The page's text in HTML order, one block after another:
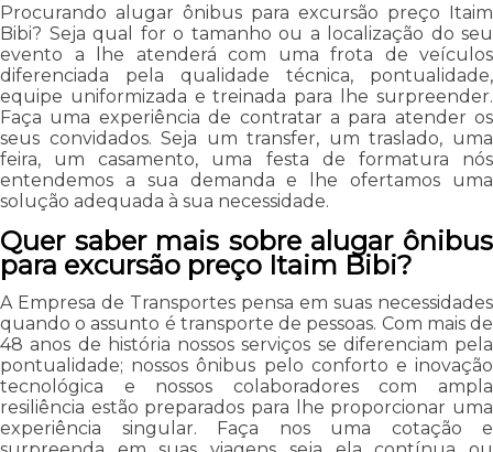
Procurando alugar ônibus para excursão preço Itaim
Bibi? Seja qual for o tamanho ou a localização do seu
evento a lhe atenderá com uma frota de veículos
diferenciada pela qualidade técnica, pontualidade,
equipe uniformizada e treinada para lhe surpreender.
Faça uma experiência de contratar a para atender os
seus convidados. Seja um transfer, um traslado, uma
feira, um casamento, uma festa de formatura nós
entendemos a sua demanda e lhe ofertamos uma
solução adequada à sua necessidade.
Quer saber mais sobre alugar ônibus
para excursão preço Itaim Bibi?
A Empresa de Transportes pensa em suas necessidades
quando o assunto é transporte de pessoas. Com mais de
48 anos de história nossos serviços se diferenciam pela
pontualidade; nossos ônibus pelo conforto e inovação
tecnológica e nossos colaboradores com ampla
resiliência estão preparados para lhe proporcionar uma
experiência singular. Faça nos uma cotação e